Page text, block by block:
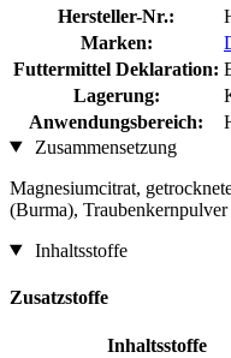
Hersteller-Nr.:
Marken:
Futtermittel Deklaration:
Lagerung:
Anwendungsbereich:
Zusammensetzung
Magnesiumcitrat,
(Burma), Traubenkernpulver
Inhaltsstoffe
Zusatzstoffe
Inhaltsstoffe